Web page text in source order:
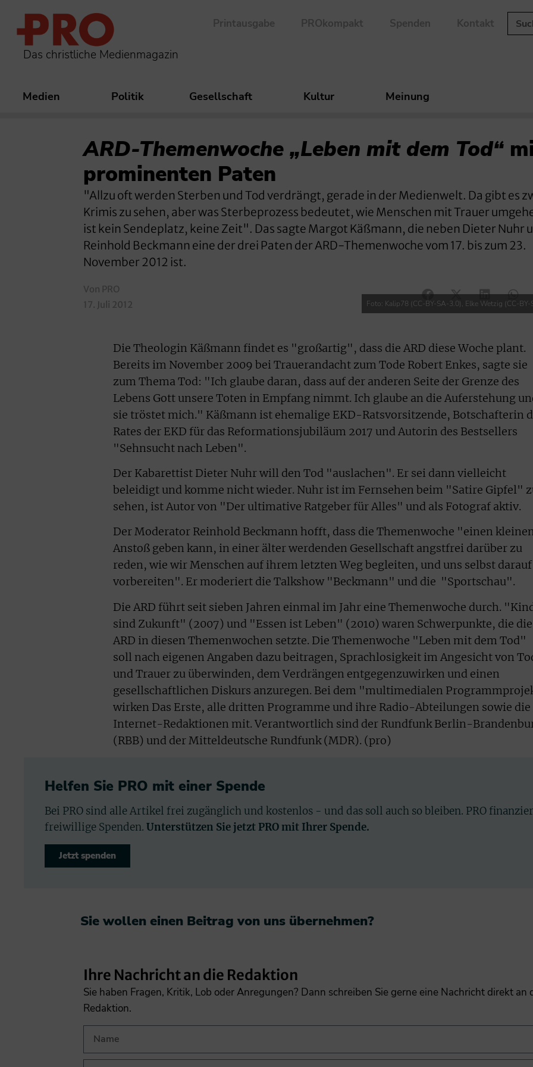
Das christliche Medienmagazin
Printausgabe PROkompakt Spenden Kontakt
Medien Politik Gesellschaft Kultur Meinung
ARD-Themenwoche „Leben mit dem Tod“
prominenten Paten
"Allzu oft werden Sterben und Tod verdrängt, gerade in der Medienwelt. Da gibt es
Krimis zu sehen, aber was Sterbeprozess bedeutet, wie Menschen mit Trauer
ist kein Sendeplatz, keine Zeit". Das sagte Margot Käßmann, die neben Dieter Nuhr
Reinhold Beckmann eine der drei Paten der ARD-Themenwoche vom 17. bis zum 23.
November 2012 ist.
Von PRO
17. Juli 2012
Foto: Kalip78 (CC-BY-SA-3.0), Elke Wetzig (CC-
Die Theologin Käßmann findet es "großartig", dass die ARD diese Woche plant.
Bereits im November 2009 bei Trauerandacht zum Tode Robert Enkes, sagte sie
zum Thema Tod: "Ich glaube daran, dass auf der anderen Seite der Grenze des
Lebens Gott unsere Toten in Empfang nimmt. Ich glaube an die Auferstehung
sie tröstet mich." Käßmann ist ehemalige EKD-Ratsvorsitzende, Botschafterin
Rates der EKD für das Reformationsjubiläum 2017 und Autorin des Bestsellers
"Sehnsucht nach Leben".
Der Kabarettist Dieter Nuhr will den Tod "auslachen". Er sei dann vielleicht
beleidigt und komme nicht wieder. Nuhr ist im Fernsehen beim "Satire Gipfel"
sehen, ist Autor von "Der ultimative Ratgeber für Alles" und als Fotograf aktiv.
Der Moderator Reinhold Beckmann hofft, dass die Themenwoche "einen
Anstoß geben kann, in einer älter werdenden Gesellschaft angstfrei darüber zu
reden, wie wir Menschen auf ihrem letzten Weg begleiten, und uns selbst darauf
vorbereiten". Er moderiert die Talkshow "Beckmann" und die "Sportschau".
Die ARD führt seit sieben Jahren einmal im Jahr eine Themenwoche durch.
sind Zukunft" (2007) und "Essen ist Leben" (2010) waren Schwerpunkte, die die
ARD in diesen Themenwochen setzte. Die Themenwoche "Leben mit dem Tod"
soll nach eigenen Angaben dazu beitragen, Sprachlosigkeit im Angesicht von
und Trauer zu überwinden, dem Verdrängen entgegenzuwirken und einen
gesellschaftlichen Diskurs anzuregen. Bei dem "multimedialen
wirken Das Erste, alle dritten Programme und ihre Radio-Abteilungen sowie die
Internet-Redaktionen mit. Verantwortlich sind der Rundfunk Berlin-
(RBB) und der Mitteldeutsche Rundfunk (MDR). (pro)
Helfen Sie PRO mit einer Spende
Bei PRO sind alle Artikel frei zugänglich und kostenlos - und das soll auch so bleiben. PRO
freiwillige Spenden. Unterstützen Sie jetzt PRO mit Ihrer Spende.
Jetzt spenden
Sie wollen einen Beitrag von uns übernehmen?​
Ihre Nachricht an die Redaktion
Sie haben Fragen, Kritik, Lob oder Anregungen? Dann schreiben Sie gerne eine Nachricht direkt an
Redaktion.